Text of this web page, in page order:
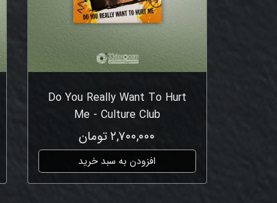
Do You Really Want To Hurt
Me - Culture Club
۲,۷۰۰,۰۰۰ تومان
افزودن به سبد خرید